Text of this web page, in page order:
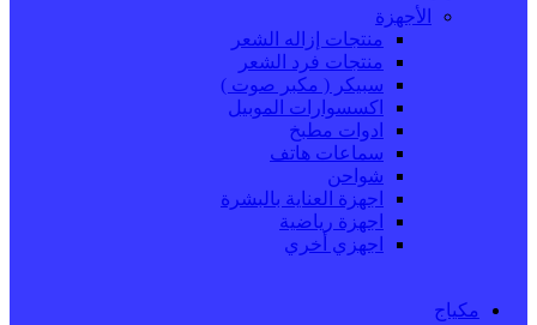
الأجهزة
منتجات إزاله الشعر
منتجات فرد الشعر
سبيكر ( مكبر صوت )
اكسسوارات الموبيل
ادوات مطبخ
سماعات هاتف
شواحن
اجهزة العناية بالبشرة
اجهزة رياضية
اجهزي أخري
مكياج